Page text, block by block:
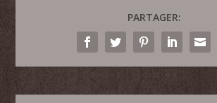
PARTAGER: